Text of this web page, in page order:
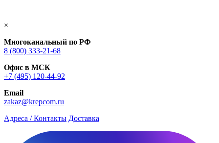
×
Многоканальный по РФ
8 (800) 333‑21-68
Офис в МСК
+7 (495) 120-44-92
Email
zakaz@krepcom.ru
Адреса / Контакты Доставка